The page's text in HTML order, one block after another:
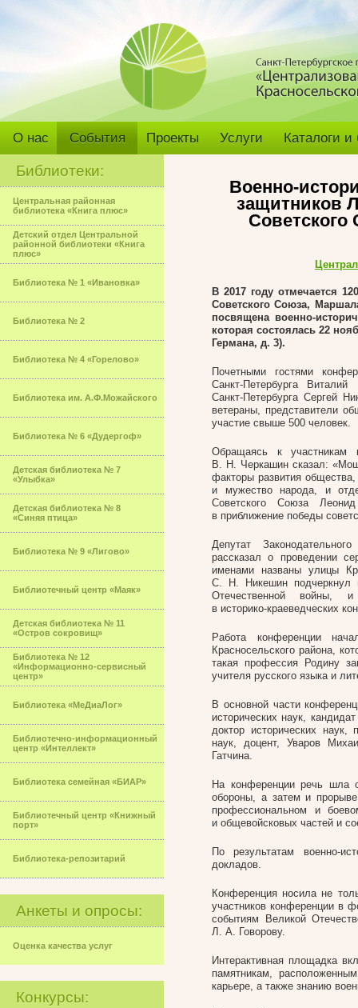
О нас События Проекты Услуги Каталоги
Библиотеки:
Центральная районная
библиотека «Книга плюс»
Детский отдел Центральной
районной библиотеки «Книга
плюс»
Библиотека № 1 «Ивановка»
Библиотека № 2
Библиотека № 4 «Горелово»
Библиотека им. А.Ф.Можайского
Библиотека № 6 «Дудергоф»
Детская библиотека № 7
«Улыбка»
Детская библиотека № 8
«Синяя птица»
Библиотека № 9 «Лигово»
Библиотечный центр «Маяк»
Детская библиотека № 11
«Остров сокровищ»
Библиотека № 12
«Информационно-сервисный
центр»
Библиотека «МеДиаЛог»
Библиотечно-информационный
центр «Интеллект»
Библиотека семейная «БИАР»
Библиотечный центр «Книжный
порт»
Библиотека-репозитарий
Анкеты и опросы:
Оценка качества услуг
Конкурсы:
Военно-
защитников
В 2017 году отмечается
Советского Союза,
посвящена военно-
которая состоялась 22
Германа, д. 3).
Почетными гостями
Санкт-ПетербургаВиталий
Санкт-ПетербургаСергей
ветераны, представители
участие свыше 500 человек.
Обращаясь к участникам
В. Н. Черкашин сказал:
факторы развития
и мужество народа, и
Советского Союза
в приближение победы
Депутат
рассказал о проведении
именами названы улицы
С. Н. Никешинподчеркнул
Отечественной войны,
в историко-краеведческих
Работа конференции
Красносельского района,
такая профессия Родину
учителя русского языка и
В основной части
исторических наук,
доктор исторических
наук, доцент, Уваров
Гатчина.
На конференции речь шла
обороны, а затем и
профессиональном и
и общевойсковых частей и
По результатам военно-
докладов.
Конференция носила не
участников конференции в
событиям Великой
Л. А. Говорову.
Интерактивная площадка
памятникам,
карьере, а также знанию